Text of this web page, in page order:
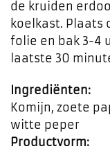
de kruiden
koelkast. Plaats
folie en bak 3-4
laatste 30
Ingrediënten:
Komijn, zoete
witte peper
Productvorm: